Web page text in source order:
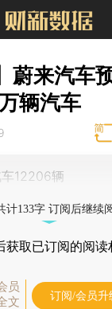
蔚来汽车
辆汽车
12206辆
计133字 订阅后继续
获取已订阅的阅读
员
文
订阅/会员升